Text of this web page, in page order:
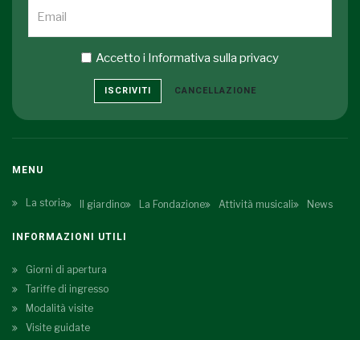
Accetto i Informativa sulla privacy
ISCRIVITI CANCELLAZIONE
MENU
La storia Il giardino La Fondazione Attività musicali News
INFORMAZIONI UTILI
Giorni di apertura
Tariffe di ingresso
Modalità visite
Visite guidate